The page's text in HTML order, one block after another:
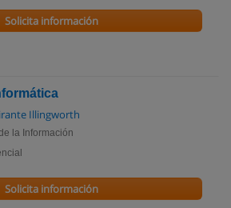
Solicita información
Illingworth
la Información
Solicita información